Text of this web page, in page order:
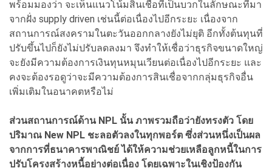
พร้อมมองว่า จะเห็นแนวโน้มสินเชื่อที่เป็นบวกในลักษณะที่มา
จากฝั่ง supply driven เช่นนี้ต่อเนื่องไปอีกระยะ เนื่องจาก
สถานการณ์สงครามในตะวันออกกลางยังไม่ยุติ อีกทั้งต้นทุนที่
ปรับขึ้นไปก็ยังไม่ปรับลดลงมา จึงทำให้เชื่อว่าธุรกิจขนาดใหญ่
จะยังมีความต้องการเงินทุนหมุนเวียนต่อเนื่องไปอีกระยะ และ
คงจะต้องรอดูว่าจะมีความต้องการสินเชื่อจากกลุ่มธุรกิจอื่น
เพิ่มเติมในอนาคตหรือไม่
ส่วนสถานการณ์ด้าน NPL นั้น ภาพรวมถือว่ายังทรงตัว โดย
ปริมาณ New NPL ชะลอตัวลงในทุกพอร์ต ซึ่งส่วนหนึ่งเป็นผล
จากการที่ธนาคารพาณิชย์ ได้ให้ความช่วยเหลือลูกหนี้ในการ
ปรับโครงสร้างหนี้อย่างต่อเนื่อง โดยเฉพาะในเชิงป้องกัน